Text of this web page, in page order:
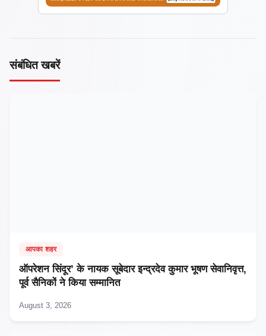
संबंधित खबरें
आपका शहर
ऑपरेशन सिंदूर’ के नायक सूबेदार इन्द्रदेव कुमार भूषण सेवानिवृत्त,
पूर्व सैनिकों ने किया सम्मानित
August 3, 2026